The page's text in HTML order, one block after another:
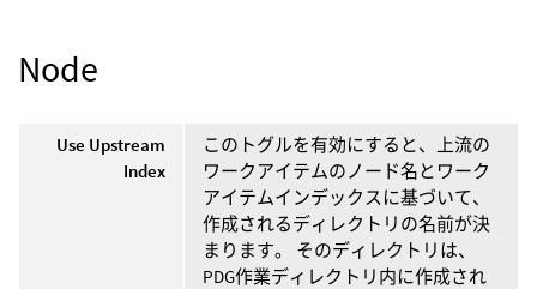
Node
Use Upstream
Index
このトグルを有効にすると、上流の
ワークアイテムのノード名とワーク
アイテムインデックスに基づいて、
作成されるディレクトリの名前が決
まります。 そのディレクトリは、
PDG作業ディレクトリ内に作成され